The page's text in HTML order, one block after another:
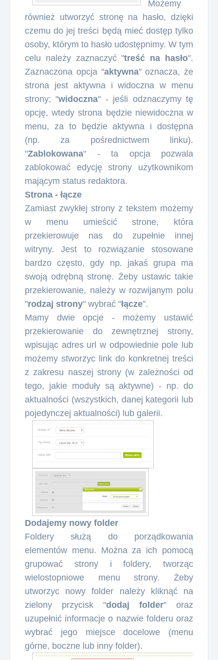
Możemy
również utworzyć stronę na hasło, dzięki
czemu do jej treści będą mieć dostęp tylko
osoby, którym to hasło udostępnimy. W tym
celu należy zaznaczyć "treść na hasło".
Zaznaczona opcja "aktywna" oznacza, że
strona jest aktywna i widoczna w menu
strony; "widoczna" - jeśli odznaczymy tę
opcję, wtedy strona będzie niewidoczna w
menu, za to będzie aktywna i dostępna
(np. za pośrednictwem linku).
"Zablokowana" - ta opcja pozwala
zablokować edycję strony użytkownikom
mającym status redaktora.
Strona - łącze
Zamiast zwykłej strony z tekstem możemy
w menu umieścić strone, która
przekierowuje nas do zupełnie innej
witryny. Jest to rozwiązanie stosowane
bardzo często, gdy np. jakaś grupa ma
swoją odrębną stronę. Żeby ustawic takie
przekierowanie, należy w rozwijanym polu
"rodzaj strony" wybrać "łącze".
Mamy dwie opcje - możemy ustawić
przekierowanie do zewnętrznej strony,
wpisując adres url w odpowiednie pole lub
możemy stworzyc link do konkretnej treści
z zakresu naszej strony (w zależności od
tego, jakie moduły są aktywne) - np. do
aktualności (wszystkich, danej kategorii lub
pojedynczej aktualności) lub galerii.
Dodajemy nowy folder
Foldery służą do porządkowania
elementów menu. Można za ich pomocą
grupować strony i foldery, tworząc
wielostopniowe menu strony. Żeby
utworzyc nowy folder należy kliknąć na
zielony przycisk "dodaj folder" oraz
uzupełnić informacje o nazwie folderu oraz
wybrać jego miejsce docelowe (menu
górne, boczne lub inny folder).